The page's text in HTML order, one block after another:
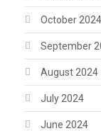
October 2024
September
August 2024
July 2024
June 2024